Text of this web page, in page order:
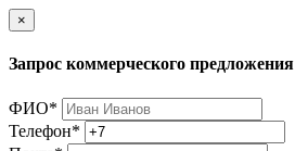
×
Запрос коммерческого предложения
ФИО*
Телефон*